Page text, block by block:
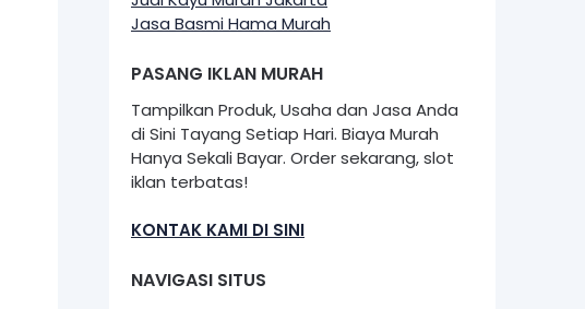
Jasa Basmi Hama Murah
PASANG IKLAN MURAH
Tampilkan Produk, Usaha dan Jasa Anda
di Sini Tayang Setiap Hari. Biaya Murah
Hanya Sekali Bayar. Order sekarang, slot
iklan terbatas!
KONTAK KAMI DI SINI
NAVIGASI SITUS